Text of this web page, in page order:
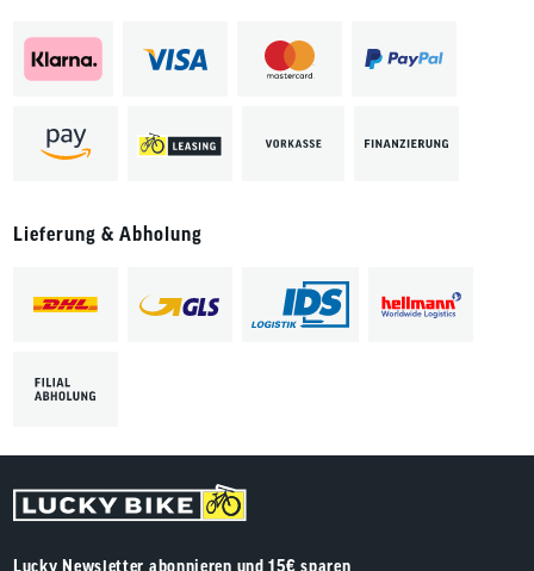
Lieferung & Abholung
Lucky Newsletter abonnieren und 15€ sparen